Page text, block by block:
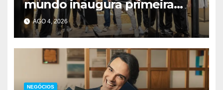
mundo inaugura primeira
unidade em importante
região do DF
AGO 4, 2026
NEGÓCIOS